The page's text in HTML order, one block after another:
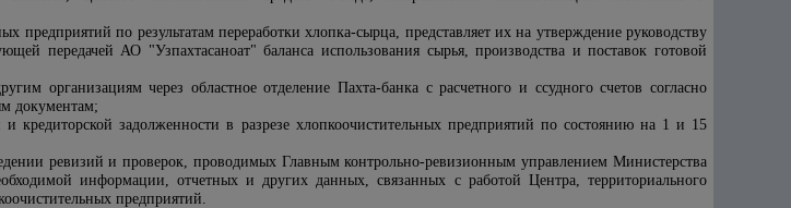
предприятий по результатам переработки хлопка-сырца, представляет их на утверждение руководству
передачей АО "Узпахтасаноат" баланса использования сырья, производства и поставок готовой
организациям через областное отделение Пахта-банка с расчетного и ссудного счетов согласно
документам;
кредиторской задолженности в разрезе хлопкоочистительных предприятий по состоянию на 1 и 15
ревизий и проверок, проводимых Главным контрольно-ревизионным управлением Министерства
информации, отчетных и других данных, связанных с работой Центра, территориального
предприятий.